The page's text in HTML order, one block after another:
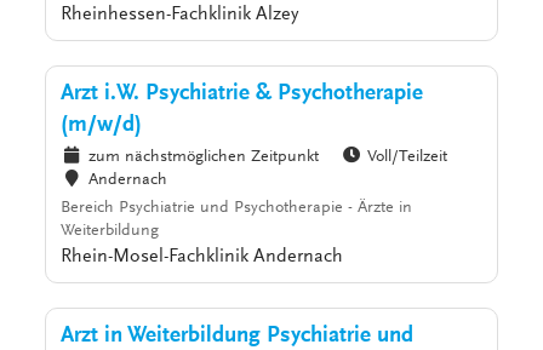
Rheinhessen-Fachklinik Alzey
Arzt i.W. Psychiatrie & Psychotherapie
(m/w/d)
zum nächstmöglichen Zeitpunkt
Voll/Teilzeit
Andernach
Bereich Psychiatrie und Psychotherapie - Ärzte in
Weiterbildung
Rhein-Mosel-Fachklinik Andernach
Arzt in Weiterbildung Psychiatrie und